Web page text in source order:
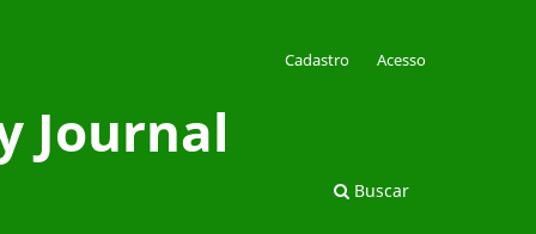
Journal
Buscar
Cadastro Acesso